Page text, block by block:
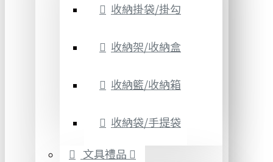
收納掛袋/掛勾
收納架/收納盒
收納籃/收納箱
收納袋/手提袋
文具禮品